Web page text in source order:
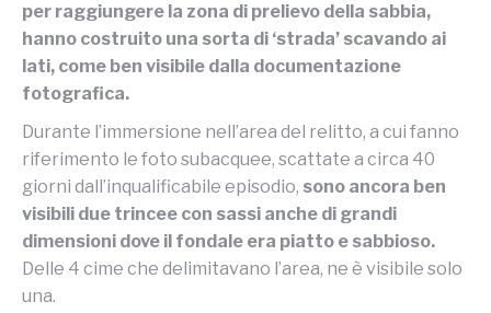
per raggiungere la zona di prelievo della sabbia,
hanno costruito una sorta di ‘strada’ scavando ai
lati, come ben visibile dalla documentazione
fotografica.
Durante l’immersione nell’area del relitto, a cui fanno
riferimento le foto subacquee, scattate a circa 40
giorni dall’inqualificabile episodio, sono ancora ben
visibili due trincee con sassi anche di grandi
dimensioni dove il fondale era piatto e sabbioso.
Delle 4 cime che delimitavano l’area, ne è visibile solo
una.